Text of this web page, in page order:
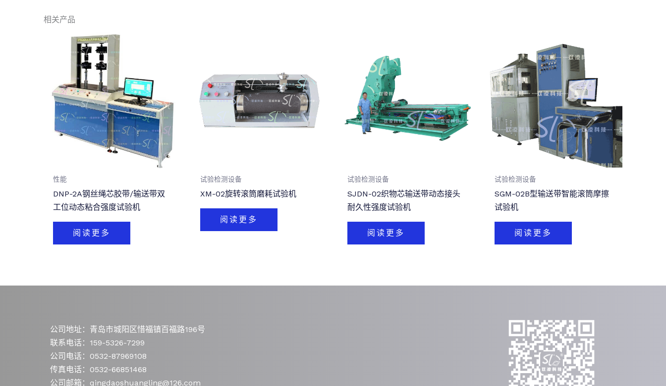
相关产品
性能
DNP-2A钢丝绳芯胶带/输送带双
工位动态粘合强度试验机
阅读更多
试验检测设备
XM-02旋转滚筒磨耗试验机
阅读更多
试验检测设备
SJDN-02织物芯输送带动态接头
耐久性强度试验机
阅读更多
试验检测设备
SGM-02B型输送带智能滚筒摩擦
试验机
阅读更多
公司地址：青岛市城阳区惜福镇百福路196号
联系电话：159-5326-7299
公司电话：0532-87969108
传真电话：0532-66851468
公司邮箱：qingdaoshuangling@126.com